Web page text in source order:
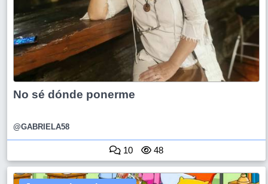
No sé dónde ponerme
@GABRIELA58
10 48